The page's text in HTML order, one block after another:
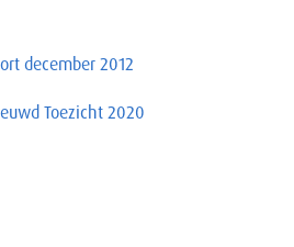
december 2012
Toezicht 2020